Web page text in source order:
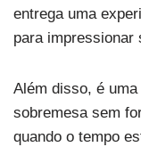
entrega uma
para impressionar
Além disso, é
sobremesa sem
quando o tempo